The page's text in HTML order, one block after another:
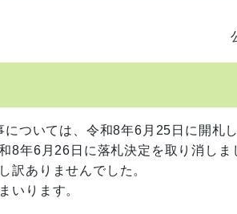
いては、令和8年6月25日に開札
8年6月26日に落札決定を取り消しま
訳ありませんでした。
いります。